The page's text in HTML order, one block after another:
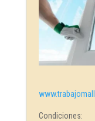
Condiciones: